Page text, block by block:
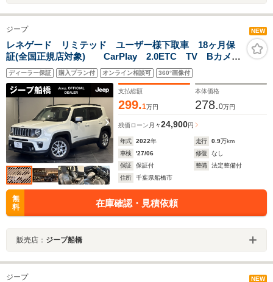
ジープ NEW
レネゲード リミテッド ユーザー様下取車 18ヶ月保
証(全国正規店対象) CarPlay 2.0ETC TV Bカメ
ラ レザーシート(シートヒーター) セーフティ機能 認
定中古車
ディーラー保証 購入プラン付 オンライン相談可 360°画像付
支払総額
299.1万円
本体価格
278.0万円
残価ローン 月々24,900円
年式 2022年 走行 0.9万km
車検
'27/06 修復
なし
保証
保証付 整備
法定整備付
住所
千葉県船橋市
無
料
在庫確認・見積依頼
販売店： ジープ船橋
ジープ NEW